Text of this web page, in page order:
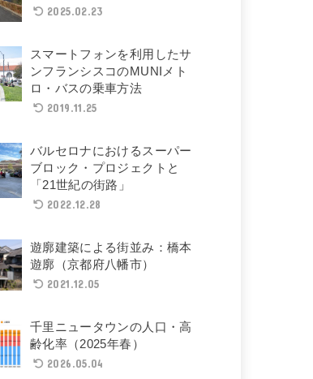
2025.02.23
スマートフォンを利用したサ
ンフランシスコのMUNIメト
ロ・バスの乗車方法
2019.11.25
バルセロナにおけるスーパー
ブロック・プロジェクトと
「21世紀の街路」
2022.12.28
遊廓建築による街並み：橋本
遊廓（京都府八幡市）
2021.12.05
千里ニュータウンの人口・高
齢化率（2025年春）
2026.05.04